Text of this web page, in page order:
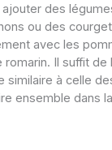
des
ou des
avec les
romarin. Il suffit
similaire à celle
ensemble dans